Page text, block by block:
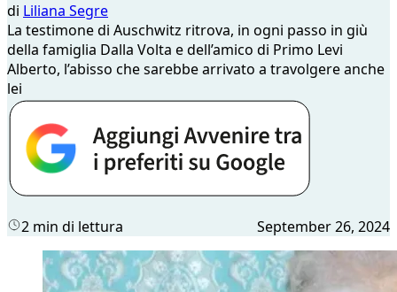
di Liliana Segre
La testimone di Auschwitz ritrova, in ogni passo in giù
della famiglia Dalla Volta e dell’amico di Primo Levi
Alberto, l’abisso che sarebbe arrivato a travolgere anche
lei
2 min di lettura September 26, 2024